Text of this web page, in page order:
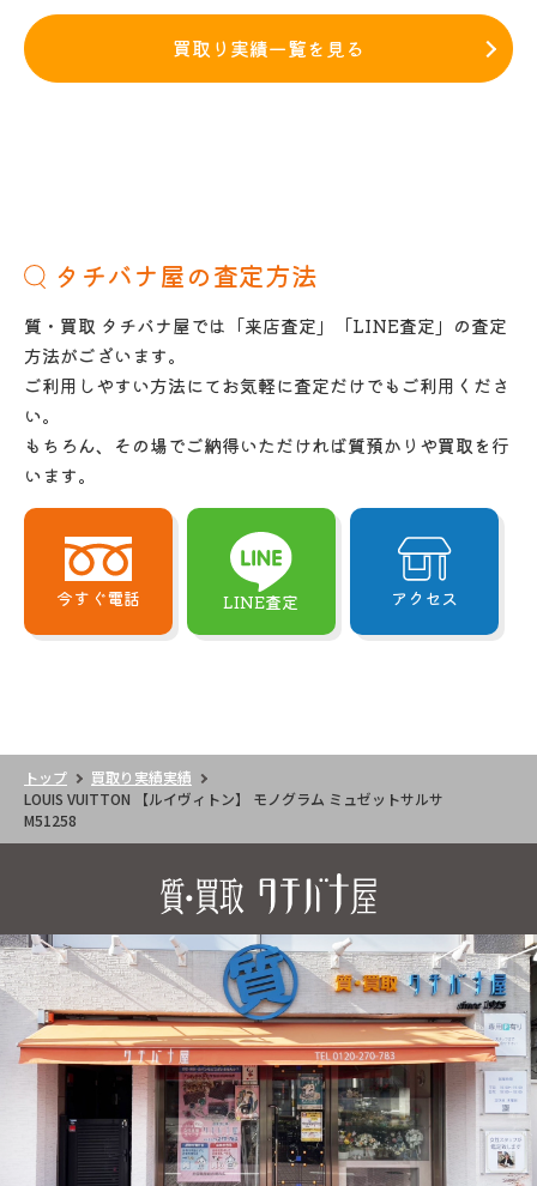
買取り実績一覧を見る
タチバナ屋の査定方法
質・買取 タチバナ屋では「来店査定」「LINE査定」の査定
方法がございます。
ご利用しやすい方法にてお気軽に査定だけでもご利用くださ
い。
もちろん、その場でご納得いただければ質預かりや買取を行
います。
今すぐ電話 LINE査定 アクセス
トップ
買取り実績実績
LOUIS VUITTON 【ルイヴィトン】 モノグラム ミュゼットサルサ
M51258